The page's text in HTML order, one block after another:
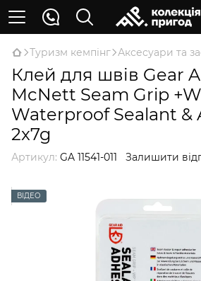
Туризм кемпінг Аксесуари та
Клей для швів Gear
McNett Seam Grip
Waterproof Sealant &
2x7g
Артикул: GA 11541-011 Залишити
ВІДЕО